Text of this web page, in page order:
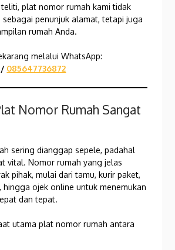
plat nomor rumah kami tidak
penunjuk alamat, tetapi juga
rumah Anda.
melalui WhatsApp:
/ 085647736872
Nomor Rumah Sangat
sering dianggap sepele, padahal
vital. Nomor rumah yang jelas
pihak, mulai dari tamu, kurir paket,
hingga ojek online untuk menemukan
dan tepat.
utama plat nomor rumah antara